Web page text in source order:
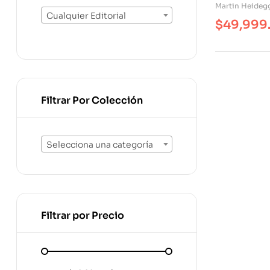
Martin
$
Cualquier Editorial
Filtrar Por Colección
Selecciona una categoría
Filtrar por Precio